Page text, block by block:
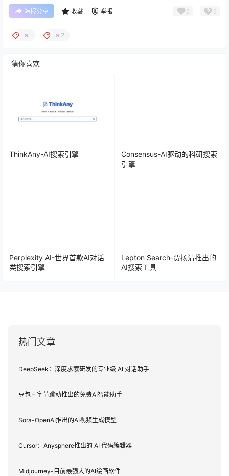
海报分享 收藏 举报 0 0
ai ai2
猜你喜欢
ThinkAny-AI搜索引擎
Consensus-AI驱动的科研搜索
引擎
Perplexity AI-世界首款AI对话
类搜索引擎
Lepton Search-贾扬清推出的
AI搜索工具
热门文章
DeepSeek：深度求索研发的专业级 AI 对话助手
豆包 – 字节跳动推出的免费AI智能助手
Sora-OpenAI推出的AI视频生成模型
Cursor：Anysphere推出的 AI 代码编辑器
Midjourney-目前最强大的AI绘画软件